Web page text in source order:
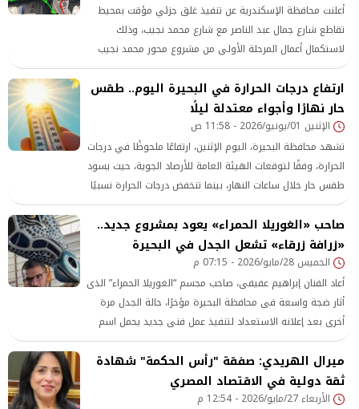
أعلنت محافظة الإسكندرية عن تنفيذ غلق جزئي مؤقت بمحيط
تقاطع شارع جمال عبد الناصر مع شارع محمد نجيب، وذلك
لاستكمال أعمال المرحلة الأولى من مشروع محور محمد نجيب
وانشاء كوبري سيارات أعلى طريق جمال عبد الناصر، والذي
يهدف إلى إلغاء التقاطع السطحي وتحقيق السيولة المرورية
بالمنطقة، وذلك في إطار تنفيذ خطة الدولة لتطوير شبكة
الطرق والمحاور المرورية بمحافظة الإسكندرية.
ارتفاع درجات الحرارة في البحيرة اليوم.. طقس
حار نهارًا وأجواء معتدلة ليلًا
الإثنين 01/يونيو/2026 - 11:58 ص
تشهد محافظة البحيرة، اليوم الإثنين، ارتفاعًا ملحوظًا في درجات
الحرارة، وفقًا لتوقعات الهيئة العامة للأرصاد الجوية، حيث يسود
طقس حار خلال ساعات النهار، بينما تنخفض درجات الحرارة نسبيًا
خلال فترات الليل والصباح الباكر لتسود أجواء معتدلة على
مختلف الأنحاء.
صاحب «الغوريلا الحمراء» يعود بمشروع جديد..
«زرافة زرقاء» تشعل الجدل في البحيرة
الخميس 28/مايو/2026 - 07:15 م
أعاد الفنان إبراهيم عفيفى، صاحب مجسم “الغوريلا الحمراء” الذى
أثار ضجة واسعة فى محافظة البحيرة مؤخرًا، حالة الجدل مرة
أخرى بعد إعلانه الاستعداد لتنفيذ عمل فنى جديد يحمل اسم
“الزرافة الزرقاء”، مؤكدًا استمراره فى تقديم مجسماته الفنية
رغم الانتقادات التى طالته عبر مواقع التواصل الاجتماعى خلال
الأيام الماضية.
​ميرال الهريدي: صفقة "رأس الحكمة" شهادة
ثقة دولية في الاقتصاد المصري
الأربعاء 27/مايو/2026 - 12:54 م